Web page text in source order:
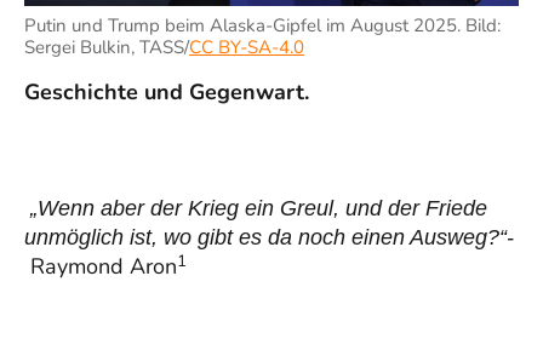
Putin und Trump beim Alaska-Gipfel im August 2025. Bild:
Sergei Bulkin, TASS/CC BY-SA-4.0
Geschichte und Gegenwart.
„Wenn aber der Krieg ein Greul, und der Friede
unmöglich ist, wo gibt es da noch einen Ausweg?“-
Raymond Aron1